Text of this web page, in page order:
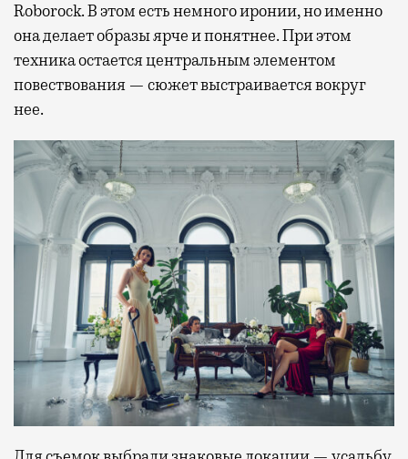
Roborock. В этом есть немного иронии, но именно
она делает образы ярче и понятнее. При этом
техника остается центральным элементом
повествования — сюжет выстраивается вокруг
нее.